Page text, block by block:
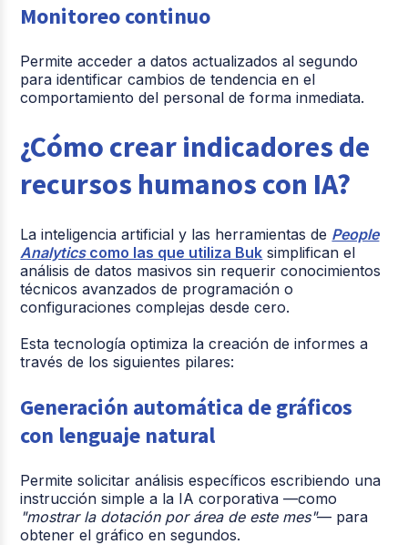
Monitoreo continuo
Permite acceder a datos actualizados al segundo
para identificar cambios de tendencia en el
comportamiento del personal de forma inmediata.
¿Cómo crear indicadores de
recursos humanos con IA?
La inteligencia artificial y las herramientas de People
Analyticscomo las que utiliza Buk simplifican el
análisis de datos masivos sin requerir conocimientos
técnicos avanzados de programación o
configuraciones complejas desde cero.
Esta tecnología optimiza la creación de informes a
través de los siguientes pilares:
Generación automática de gráficos
con lenguaje natural
Permite solicitar análisis específicos escribiendo una
instrucción simple a la IA corporativa —como
"mostrar la dotación por área de este mes"— para
obtener el gráfico en segundos.